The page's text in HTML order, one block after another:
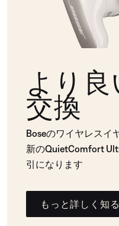
より
交換
Boseのワイヤレスイ
新のQuietComfort
引になります
もっと詳しく知る